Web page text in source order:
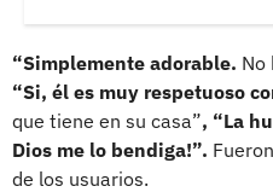
“Simplemente adorable. No
“Si, él es muy respetuoso
que tiene en su casa”, “La
Dios me lo bendiga!”.
de los usuarios.